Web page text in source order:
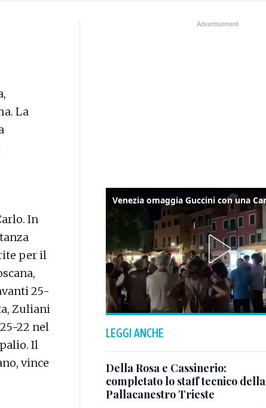
La
In
per il
25-
Zuliani
22 nel
Il
vince
LEGGI ANCHE
Della Rosa e Cassinerio:
completato lo staff tecnico della
Pallacanestro Trieste